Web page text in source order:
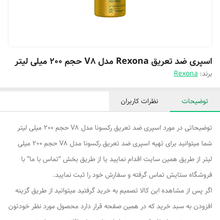
اسپری ضد تعریق Rexona مدل V8 حجم 200 میلی لیتر
برند: Rexona
توضیحات نظرات کاربران
توضیحاتی در مورد اسپری ضد تعریق رکسونا مدل V8 حجم 200 میلی لیتر
شما میتوانید برای تهیه اسپری ضد تعریق رکسونا مدل V8 حجم 200 میلی
لیتر از طریق همین سایت اقدام نمایید یا از طریق بخش “تماس با ما” با
فروشگاه ستایش تماس گرفته و سفارش خود را ثبت نمایید.
اگر پس از مشاهده این کالا تصمیم به خرید گرفتید میتوانید از طریق گزینه
افزودن به سبد خرید که در همین صفحه قرار دارد محصول مورد نظر خودتون